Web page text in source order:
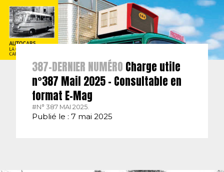
387-DERNIER NUMÉRO Charge utile
n°387 Mail 2025 – Consultable en
format E-Mag
#N° 387 MAI 2025.
Publié le : 7 mai 2025